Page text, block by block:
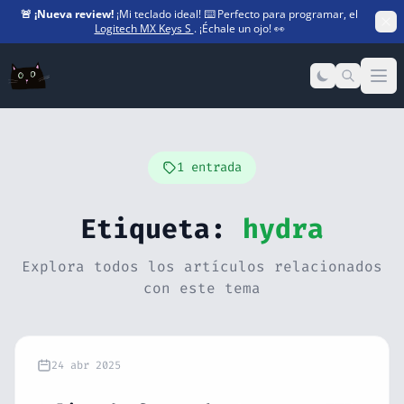
🚨 ¡Nueva review! ¡Mi teclado ideal! ⌨️ Perfecto para programar, el
Logitech MX Keys S . ¡Échale un ojo! 👀
1 entrada
Etiqueta: hydra
Explora todos los artículos relacionados
con este tema
24 abr 2025